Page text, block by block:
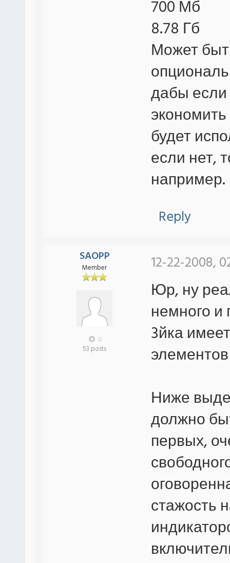
700 Мб
8.78 Гб
Может
дабы
будет
если нет,
например.
Reply
SAOPP
Member
0
53 posts
12-22-2008,
Юр, ну
немного и
3йка
Ниже
должно
первых,
стажость